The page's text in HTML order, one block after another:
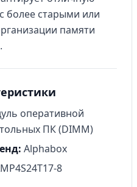
более старыми или
памяти
оперативной
ПК (DIMM)
Alphabox
8